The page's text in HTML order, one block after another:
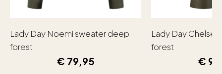
Lady Day Noemi sweater deep
forest
€ 79,95
Lady Day
forest
€